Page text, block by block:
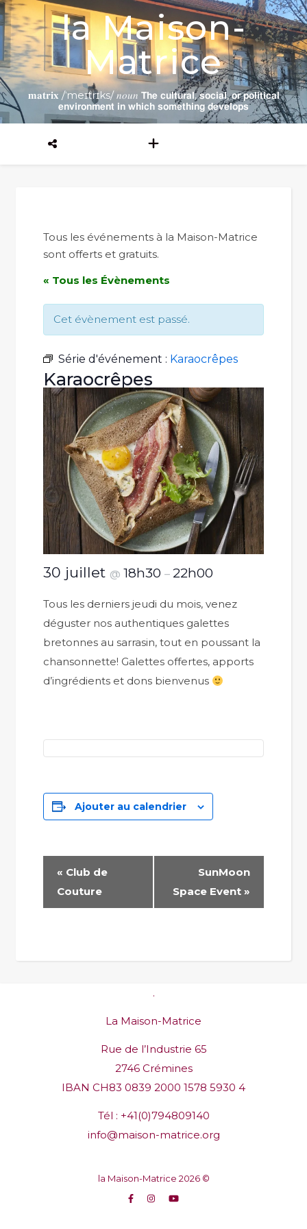
la Maison-
Matrice
𝐦𝐚𝐭𝐫𝐢𝐱 /ˈmeɪtrɪks/ 𝑛𝑜𝑢𝑛 𝗧𝗵𝗲 𝗰𝘂𝗹𝘁𝘂𝗿𝗮𝗹, 𝘀𝗼𝗰𝗶𝗮𝗹, 𝗼𝗿 𝗽𝗼𝗹𝗶𝘁𝗶𝗰𝗮𝗹
𝗲𝗻𝘃𝗶𝗿𝗼𝗻𝗺𝗲𝗻𝘁 𝗶𝗻 𝘄𝗵𝗶𝗰𝗵 𝘀𝗼𝗺𝗲𝘁𝗵𝗶𝗻𝗴 𝗱𝗲𝘃𝗲𝗹𝗼𝗽𝘀
Tous les événements à la Maison-Matrice
sont offerts et gratuits.
« Tous les Évènements
Cet évènement est passé.
Série d'événement : Karaocrêpes
Karaocrêpes
30 juillet @ 18h30 – 22h00
Tous les derniers jeudi du mois, venez
déguster nos authentiques galettes
bretonnes au sarrasin, tout en poussant la
chansonnette! Galettes offertes, apports
d’ingrédients et dons bienvenus
Ajouter au calendrier
Navigation
Évènement
« Club de
Couture
SunMoon
Space Event »
.
La Maison-Matrice
Rue de l’Industrie 65
2746 Crémines
IBAN CH83 0839 2000 1578 5930 4
Tél : +41(0)794809140
info@maison-matrice.org
la Maison-Matrice 2026 ©